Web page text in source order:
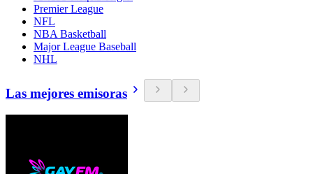
Premier League
NFL
NBA Basketball
Major League Baseball
NHL
Las mejores emisoras